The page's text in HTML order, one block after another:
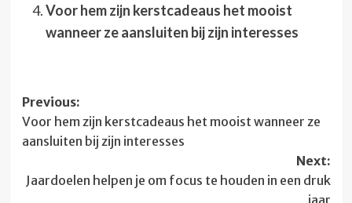
Voor hem zijn kerstcadeaus het mooist
wanneer ze aansluiten bij zijn interesses
Post
navigation
Previous:
Voor hem zijn kerstcadeaus het mooist wanneer ze
aansluiten bij zijn interesses
Next:
Jaardoelen helpen je om focus te houden in een druk
jaar